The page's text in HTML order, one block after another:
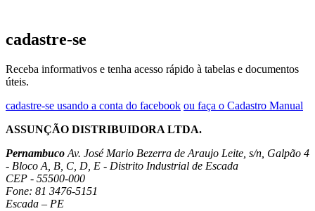
cadastre-se
Receba informativos e tenha acesso rápido à tabelas e documentos
úteis.
cadastre-se usando a conta do facebook ou faça o Cadastro Manual
ASSUNÇÃO DISTRIBUIDORA LTDA.
Pernambuco Av. José Mario Bezerra de Araujo Leite, s/n, Galpão 4
- Bloco A, B, C, D, E - Distrito Industrial de Escada
CEP - 55500-000
Fone: 81 3476-5151
Escada – PE